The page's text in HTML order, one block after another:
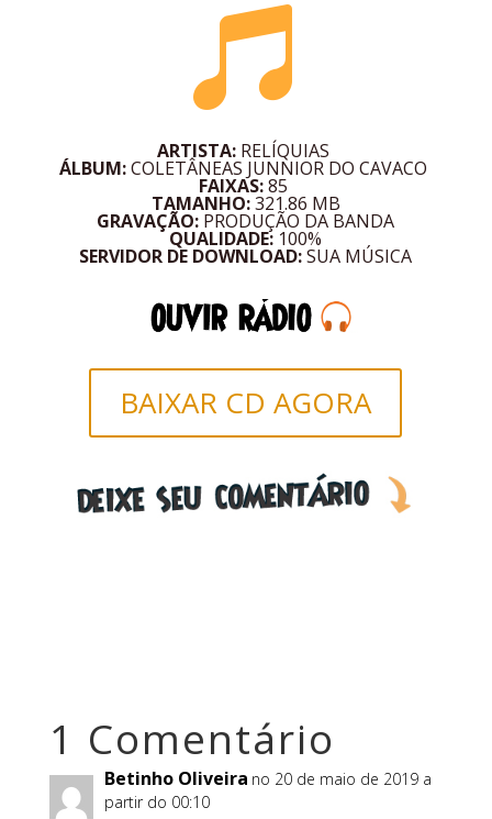

ARTISTA: RELÍQUIAS
ÁLBUM:COLETÂNEAS JUNNIOR DO CAVACO
FAIXAS:85
TAMANHO:321.86 MB
GRAVAÇÃO: PRODUÇÃO DA BANDA
QUALIDADE: 100%
SERVIDOR DE DOWNLOAD:SUA MÚSICA
BAIXAR CD AGORA
1 Comentário
Betinho Oliveira no 20 de maio de 2019 a
partir do 00:10